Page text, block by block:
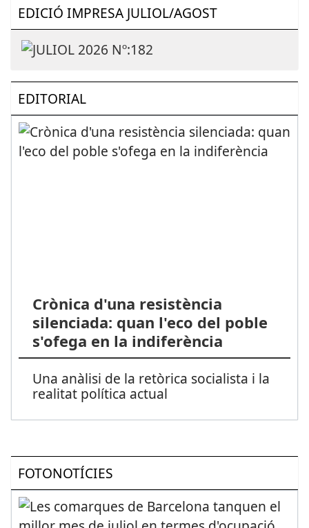
EDICIÓ IMPRESA JULIOL/AGOST
EDITORIAL
Crònica d'una resistència
silenciada: quan l'eco del poble
s'ofega en la indiferència
Una anàlisi de la retòrica socialista i la
realitat política actual
FOTONOTÍCIES